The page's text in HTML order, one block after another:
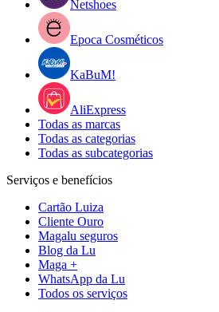
Netshoes
Epoca Cosméticos
KaBuM!
AliExpress
Todas as marcas
Todas as categorias
Todas as subcategorias
Serviços e benefícios
Cartão Luiza
Cliente Ouro
Magalu seguros
Blog da Lu
Maga +
WhatsApp da Lu
Todos os serviços